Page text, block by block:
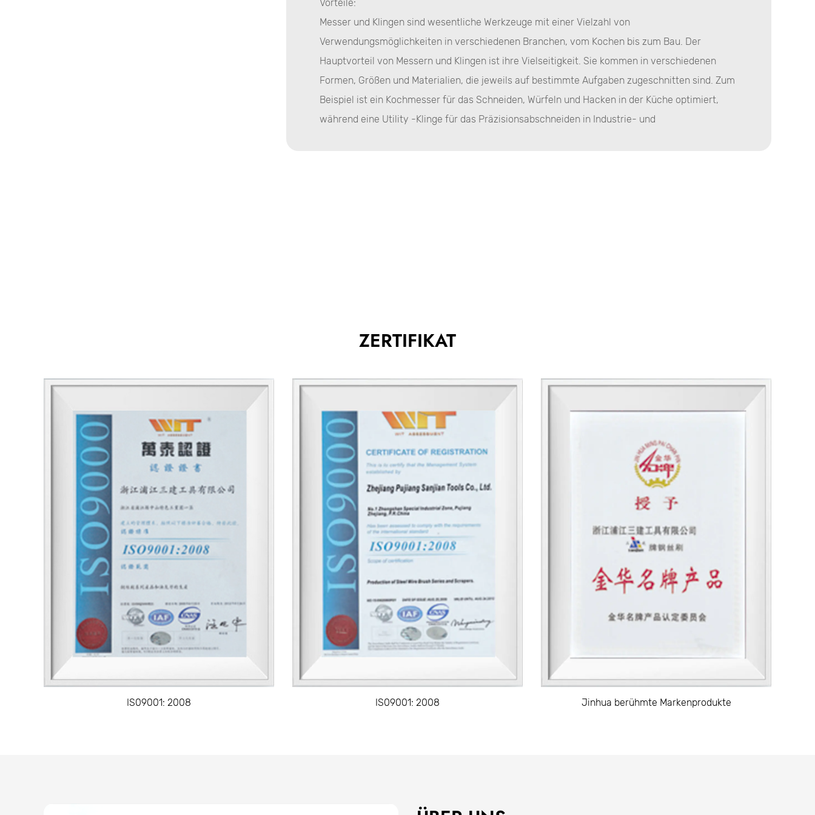
Vorteile:
Messer und Klingen sind wesentliche Werkzeuge mit einer Vielzahl von
Verwendungsmöglichkeiten in verschiedenen Branchen, vom Kochen bis zum Bau. Der
Hauptvorteil von Messern und Klingen ist ihre Vielseitigkeit. Sie kommen in verschiedenen
Formen, Größen und Materialien, die jeweils auf bestimmte Aufgaben zugeschnitten sind. Zum
Beispiel ist ein Kochmesser für das Schneiden, Würfeln und Hacken in der Küche optimiert,
während eine Utility -Klinge für das Präzisionsabschneiden in Industrie- und
wird üblicherweise für das Gleichgewicht zwischen Schärfe, Korrosionsbeständigkeit und
zerbrechlicher, sorgen für eine hervorragende Kantenretention und sind gegen Korrosion
resistent.
Blattschärfe: Schärfe ist entscheidend für die Wirksamkeit eines Messers oder einer Klinge.
Hochwertige Klingen werden zu einer feinen Kante geschliffen, um das Präzisionsschnitt zu
gewährleisten. Die Schärfe der Klinge erleichtert die Ausführung von Aufgaben wie das
Schneiden, Hacken oder Schnitzen mit minimaler Anstrengung.
Gewicht und Gleichgewicht:
Ein ausgewogenes Messer ist eines, das sich in der Hand des Benutzers wohl fühlt. Die
Gewichtsverteilung zwischen der Klinge und dem Griff ist wichtig für die
Benutzerfreundlichkeit. Ein ausgewogenes Messer ermöglicht eine bessere Kontrolle und
reduziert die Ermüdung und die Belastung während des Gebrauchs.
Sicherheitsmerkmale:
Einige Messer und Klingen sind mit Sicherheitsmerkmalen wie Fingerwächter oder
Scheideabdeckungen ausgestattet, um Benutzer vor zufälligen Kürzungen zu schützen. Diese
Merkmale sind besonders wichtig in beruflichen Umgebungen, in denen eine längere
Verwendung das Verletzungsrisiko erhöht.
ZERTIFIKAT
IS09001: 2008 IS09001: 2008 Jinhua berühmte Markenprodukte